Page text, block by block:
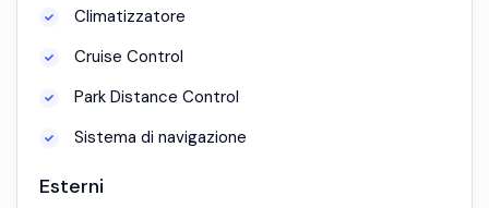
Climatizzatore
Cruise Control
Park Distance Control
Sistema di navigazione
Esterni